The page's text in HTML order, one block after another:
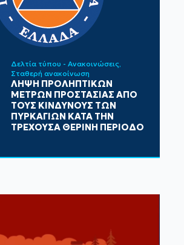
Δελτία τύπου - Ανακοινώσεις
Σταθερή ανακοίνωση
ΛΗΨΗ ΠΡΟΛΗΠΤΙΚΩΝ
ΜΕΤΡΩΝ ΠΡΟΣΤΑΣΙΑΣ ΑΠΟ
ΤΟΥΣ ΚΙΝΔΥΝΟΥΣ ΤΩΝ
ΠΥΡΚΑΓΙΩΝ ΚΑΤΑ ΤΗΝ
ΤΡΕΧΟΥΣΑ ΘΕΡΙΝΗ ΠΕΡΙΟΔΟ